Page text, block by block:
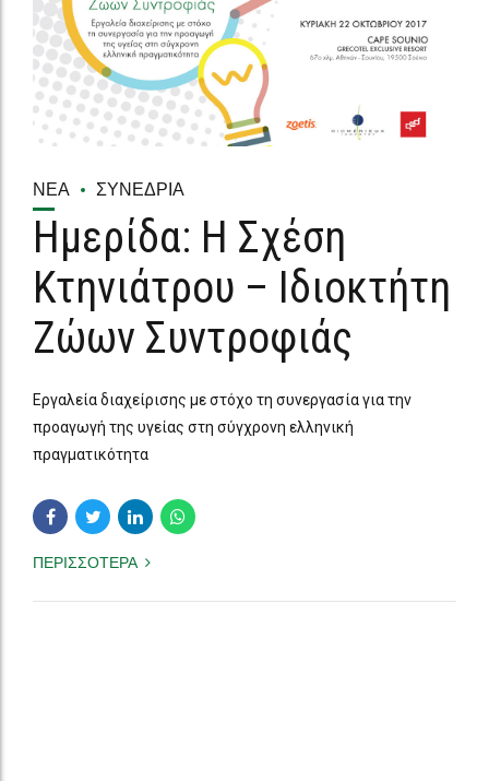
ΝΈΑ ΣΥΝΈΔΡΙΑ
Ημερίδα: Η Σχέση
Κτηνιάτρου – Ιδιοκτήτη
Ζώων Συντροφιάς
Εργαλεία διαχείρισης με στόχο τη συνεργασία για την
πραγματικότητα
ΠΕΡΙΣΣΟΤΕΡΑ